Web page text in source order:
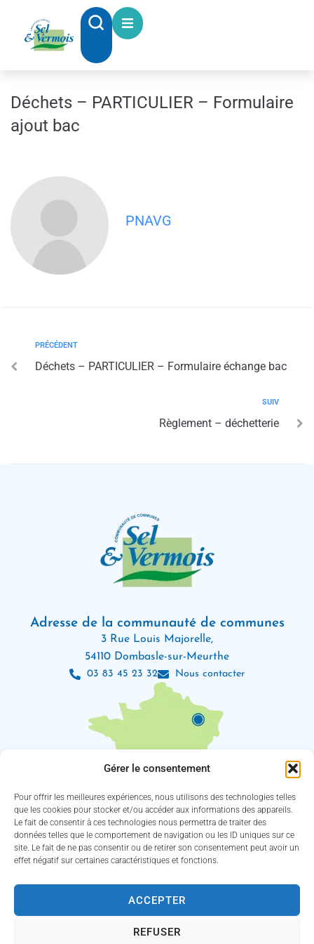
Gérer le consentement
Pour offrir les meilleures expériences, nous utilisons des technologies telles
que les cookies pour stocker et/ou accéder aux informations des appareils.
Le fait de consentir à ces technologies nous permettra de traiter des
données telles que le comportement de navigation ou les ID uniques sur ce
site. Le fait de ne pas consentir ou de retirer son consentement peut avoir un
effet négatif sur certaines caractéristiques et fonctions.
ACCEPTER
REFUSER
Déchets – PARTICULIER – Formulaire
ajout bac
PNAVG
PRÉCÉDENT
Déchets – PARTICULIER – Formulaire échange bac
SUIV
Règlement – déchetterie
Adresse de la communauté de communes
3 Rue Louis Majorelle,
54110 Dombasle-sur-Meurthe
03 83 45 23 32 Nous contacter
Les horaires d’ouverture
Lundi : 8h30 – 12h / 13h30 – 18h
Mardi, jeudi et vendredi : 8h30 – 12h / 13h30 – 16h30
(Service des eaux fermé le jeudi)